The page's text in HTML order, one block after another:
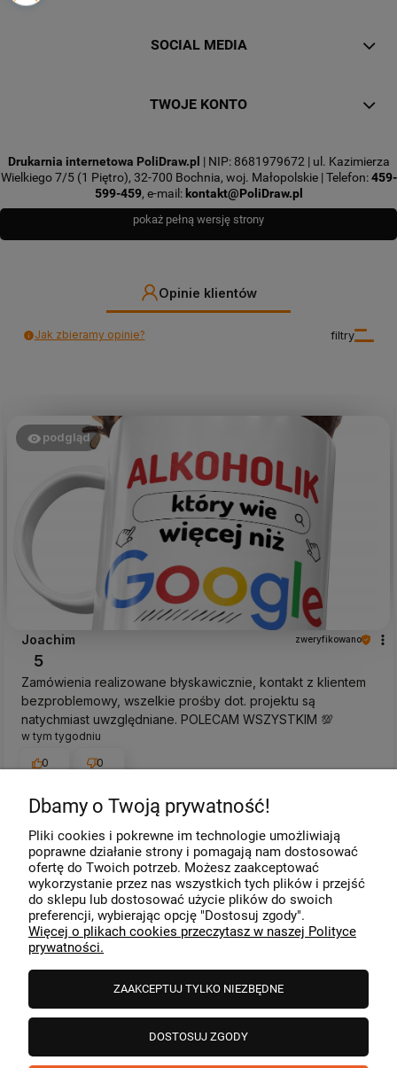
SOCIAL MEDIA
TWOJE KONTO
Drukarnia internetowa PoliDraw.pl | NIP: 8681979672 | ul. Kazimierza
Wielkiego 7/5 (1 Piętro), 32-700 Bochnia, woj. Małopolskie | Telefon: 459-
599-459, e-mail: kontakt@PoliDraw.pl
pokaż pełną wersję strony
Opinie klientów
filtry
Jak zbieramy opinie?
Komentarz sklepu
Dziękujemy za miłe słowa! Cieszymy się, że zakup
przeszedł bezproblemowo, oraz, że możemy zapewnić
odpowiednią obsługę tak świetnym klientom. Dziękujemy
raz jeszcze!
podgląd
Joachim zweryfikowano
5
Zamówienia realizowane błyskawicznie, kontakt z klientem
bezproblemowy, wszelkie prośby dot. projektu są
natychmiast uwzględniane. POLECAM WSZYSTKIM 💯
w tym tygodniu
0
0
podgląd
Dbamy o Twoją prywatność!
Pliki cookies i pokrewne im technologie umożliwiają
poprawne działanie strony i pomagają nam dostosować
ofertę do Twoich potrzeb. Możesz zaakceptować
wykorzystanie przez nas wszystkich tych plików i przejść
do sklepu lub dostosować użycie plików do swoich
preferencji, wybierając opcję "Dostosuj zgody".
Więcej o plikach cookies przeczytasz w naszej Polityce
prywatności.
ZAAKCEPTUJ TYLKO NIEZBĘDNE
DOSTOSUJ ZGODY